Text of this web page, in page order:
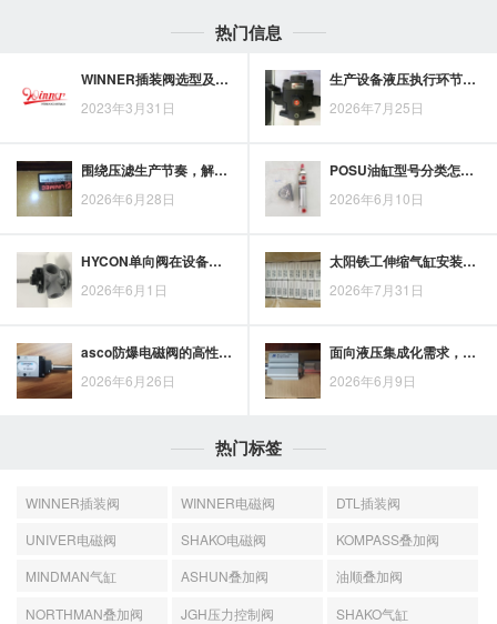
热门信息
WINNER插装阀选型及工作原理
2023年3月31日
生产设备液压执行环节选用派克油缸的五项考虑
2026年7月25日
围绕压滤生产节奏，解析丰兴压滤机柱塞泵的应用优势
2026年6月28日
POSU油缸型号分类怎么选？围绕应用场景理清适配方向
2026年6月10日
HYCON单向阀在设备运行中的稳定支撑与单向控制价值
2026年6月1日
太阳铁工伸缩气缸安装要点：固定方式、受力方向与伸出空间的检查
2026年7月31日
asco防爆电磁阀的高性能基础，来自结构设计与防爆适配
2026年6月26日
面向液压集成化需求，威格士叠加式液控单向阀市场趋势与发展方向分析
2026年6月9日
热门标签
WINNER插装阀 WINNER电磁阀
DTL插装阀
UNIVER电磁阀
SHAKO电磁阀
KOMPASS叠加阀
MINDMAN气缸
ASHUN叠加阀
油顺叠加阀
NORTHMAN叠加阀
JGH压力控制阀
SHAKO气缸